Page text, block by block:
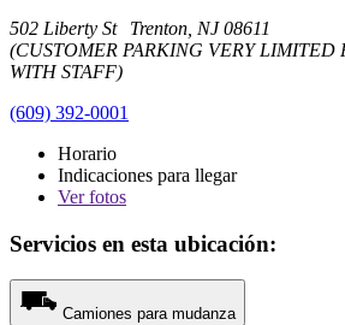
502 Liberty St Trenton, NJ 08611
(CUSTOMER PARKING VERY LIMITED
WITH STAFF)
(609) 392-0001
Horario
Indicaciones para llegar
Verfotos
Servicios en esta ubicación:
Camiones para mudanza